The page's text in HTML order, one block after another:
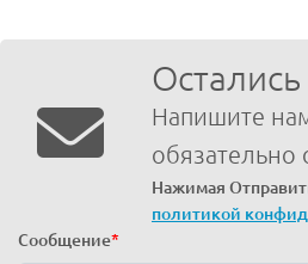
Напишите
обязательно
Нажимая
политикой
Сообщение*